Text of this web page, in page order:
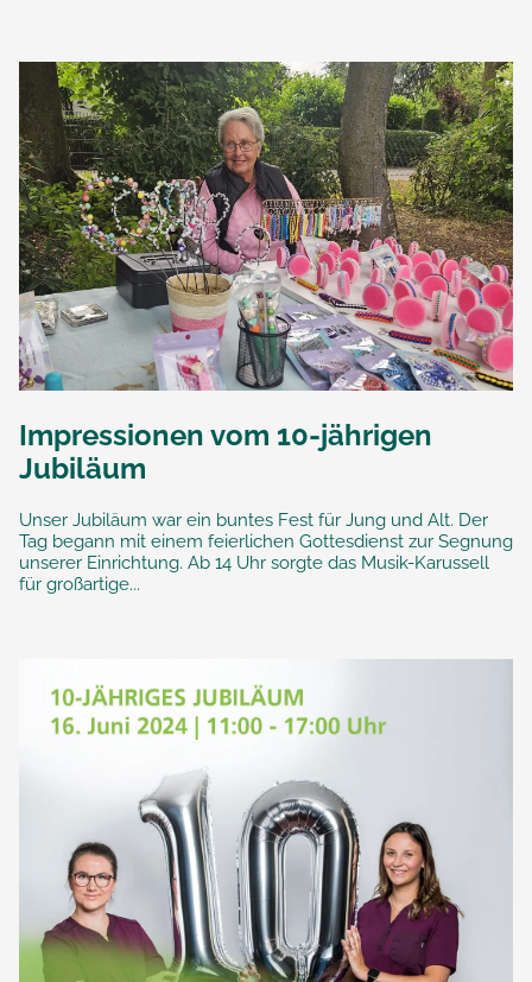
Impressionen vom 10-jährigen
Jubiläum
Unser Jubiläum war ein buntes Fest für Jung und Alt. Der
Tag begann mit einem feierlichen Gottesdienst zur Segnung
unserer Einrichtung. Ab 14 Uhr sorgte das Musik-Karussell
für großartige...